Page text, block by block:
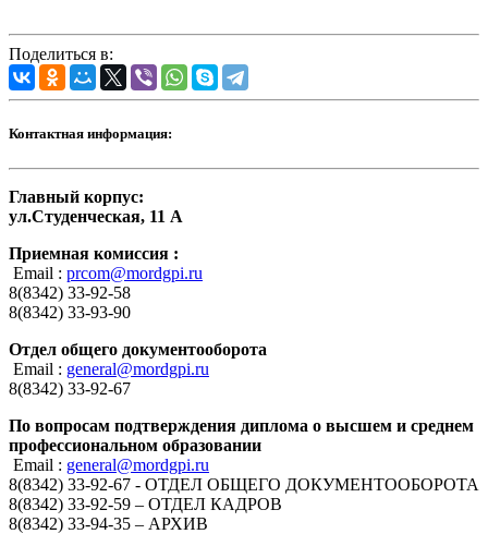
Поделиться в:
Контактная информация:
Главный корпус:
ул.Студенческая, 11 А
Приемная комиссия :
Email : prcom@mordgpi.ru
8(8342) 33-92-58
8(8342) 33-93-90
Отдел общего документооборота
Email : general@mordgpi.ru
8(8342) 33-92-67
По вопросам подтверждения диплома о высшем и среднем
профессиональном образовании
Email : general@mordgpi.ru
8(8342) 33-92-67 - ОТДЕЛ ОБЩЕГО ДОКУМЕНТООБОРОТА
8(8342) 33-92-59 – ОТДЕЛ КАДРОВ
8(8342) 33-94-35 – АРХИВ